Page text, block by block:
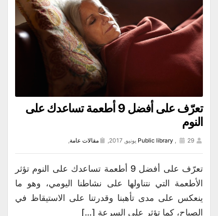
تعرّف على أفضل 9 أطعمة تساعدك على
النوم
Public library , 29 يونيو, 2017, مقالات عامة,
تعرّف على أفضل 9 أطعمة تساعدك على النوم تؤثر
الأطعمة التي نتناولها على نشاطنا اليومي، وهو ما
ينعكس على مدى تأهبنا وقدرتنا على الاستيقاظ في
الصباح، كما تؤثر على السرعة […]